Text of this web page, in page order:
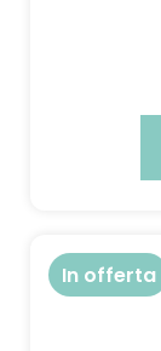
In offerta